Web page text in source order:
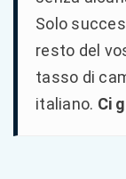
Solo
resto del
tasso di
italiano. Ci